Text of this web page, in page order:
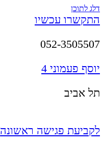
דלג לתוכן
התקשרו עכשיו
052-3505507
יוסף פעמוני 4
תל אביב
לקביעת פגישה ראשונה